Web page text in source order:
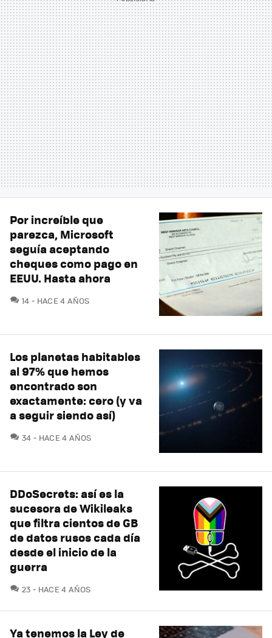
Por increíble que
parezca, Microsoft
seguía aceptando
cheques como pago en
EEUU. Hasta ahora
14 COMENTARIOS
HACE 4 AÑOS
Los planetas habitables
al 97% que hemos
encontrado son
exactamente: cero (y va
a seguir siendo así)
34 COMENTARIOS
HACE 4 AÑOS
DDoSecrets: así es la
sucesora de Wikileaks
que filtra cientos de GB
de datos rusos cada día
desde el inicio de la
guerra
23 COMENTARIOS
HACE 4 AÑOS
Ya tenemos la Ley de